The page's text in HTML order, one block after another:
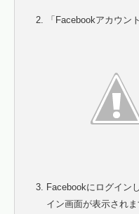
「Facebookアカウン
Facebookにログイン
イン画面が表示され